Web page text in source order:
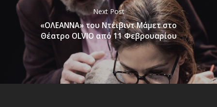
Next Post
«ΟΛΕΑΝΝΑ» του Ντέιβιντ Μάμετ στο
Θέατρο OLVIO από 11 Φεβρουαρίου